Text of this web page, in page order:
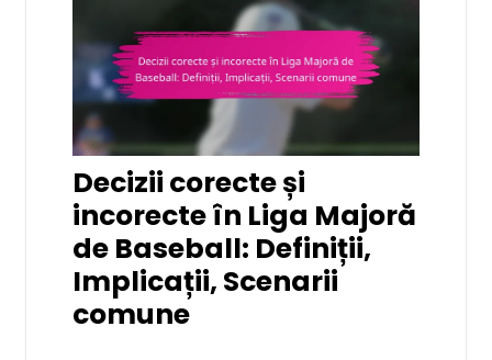
Decizii corecte și
incorecte în Liga Majoră
de Baseball: Definiții,
Implicații, Scenarii
comune